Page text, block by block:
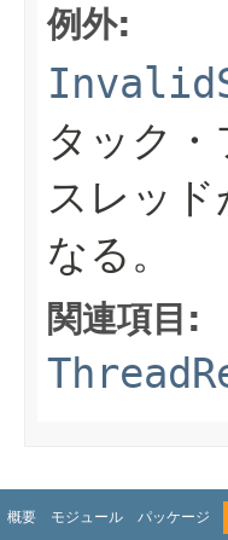
例外:
タック
スレッ
なる。
関連項目:
概要 モジュール パッケージ